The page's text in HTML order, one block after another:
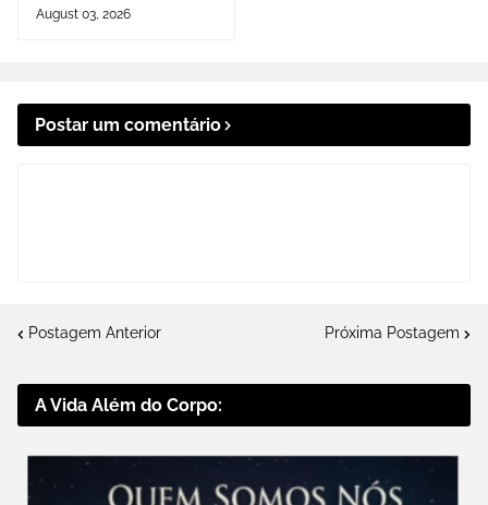
August 03, 2026
Postar um comentário
Postagem Anterior Próxima Postagem
A Vida Além do Corpo: